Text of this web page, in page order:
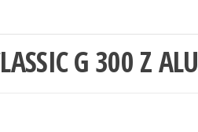
G 300 Z ALU